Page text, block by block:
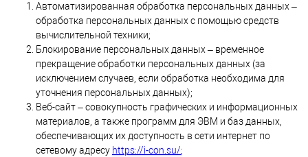
Автоматизированная обработка персональных данных –
обработка персональных данных с помощью средств
вычислительной техники;
Блокирование персональных данных – временное
прекращение обработки персональных данных (за
исключением случаев, если обработка необходима для
уточнения персональных данных);
Веб-сайт – совокупность графических и информационных
материалов, а также программ для ЭВМ и баз данных,
обеспечивающих их доступность в сети интернет по
сетевому адресу https://i-con.su/;